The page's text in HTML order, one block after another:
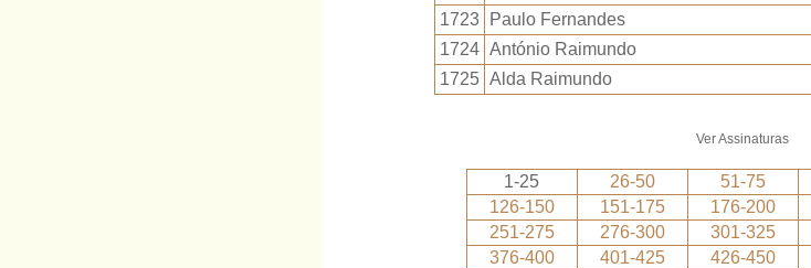
1723
Paulo Fernandes
1724 António Raimundo
1725 Alda Raimundo
Ver Assinaturas
1-25 26-50 51-75
126-150
151-175 176-200
251-275
276-300 301-325
376-400
401-425 426-450